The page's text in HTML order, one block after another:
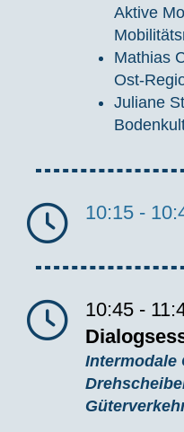
Aktive
Mathias
Ost-
Juliane
10:15 -
10:45 -
Intermodale